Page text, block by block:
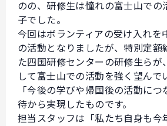
のの、研修生は憧れの富士山での
子でした。
今回はボランティアの受け入れを
の活動となりましたが、特別定額
た四国研修センターの研修生らが
して富士山での活動を強く望んで
「今後の学びや帰国後の活動に
待から実現したものです。
担当スタッフは「私たち自身も今